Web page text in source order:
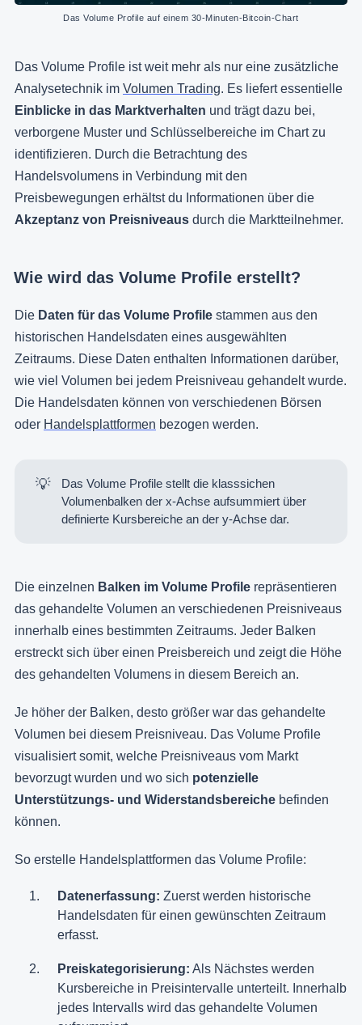
Das Volume Profile auf einem 30-Minuten-Bitcoin-Chart
Das Volume Profile ist weit mehr als nur eine zusätzliche
Analysetechnik im Volumen Trading. Es liefert essentielle
Einblicke in das Marktverhalten und trägt dazu bei,
verborgene Muster und Schlüsselbereiche im Chart zu
identifizieren. Durch die Betrachtung des
Handelsvolumens in Verbindung mit den
Preisbewegungen erhältst du Informationen über die
Akzeptanz von Preisniveaus durch die Marktteilnehmer.
Wie wird das Volume Profile erstellt?
Die Daten für das Volume Profile stammen aus den
historischen Handelsdaten eines ausgewählten
Zeitraums. Diese Daten enthalten Informationen darüber,
wie viel Volumen bei jedem Preisniveau gehandelt wurde.
Die Handelsdaten können von verschiedenen Börsen
oder Handelsplattformen bezogen werden.
💡
Das Volume Profile stellt die klasssichen
Volumenbalken der x-Achse aufsummiert über
definierte Kursbereiche an der y-Achse dar.
Die einzelnen Balken im Volume Profile repräsentieren
das gehandelte Volumen an verschiedenen Preisniveaus
innerhalb eines bestimmten Zeitraums. Jeder Balken
erstreckt sich über einen Preisbereich und zeigt die Höhe
des gehandelten Volumens in diesem Bereich an.
Je höher der Balken, desto größer war das gehandelte
Volumen bei diesem Preisniveau. Das Volume Profile
visualisiert somit, welche Preisniveaus vom Markt
bevorzugt wurden und wo sich potenzielle
Unterstützungs- und Widerstandsbereiche befinden
können.
So erstelle Handelsplattformen das Volume Profile:
Datenerfassung: Zuerst werden historische
Handelsdaten für einen gewünschten Zeitraum
erfasst.
Preiskategorisierung: Als Nächstes werden
Kursbereiche in Preisintervalle unterteilt. Innerhalb
jedes Intervalls wird das gehandelte Volumen